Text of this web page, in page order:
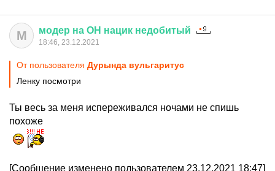
М модер на ОН нацик недобитый
18:46, 23.12.2021
От пользователя Дурында вульгаритус
Ленку посмотри
Ты весь за меня испереживался ночами не спишь
похоже
[Сообщение изменено пользователем 23.12.2021 18:47]